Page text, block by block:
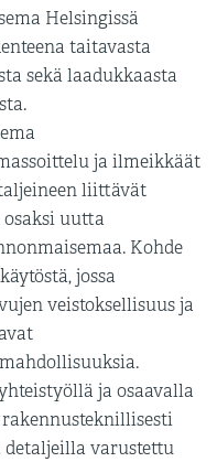
Helsingissä
taitavasta
sekä laadukkaasta
ja ilmeikkäät
liittävät
osaksi uutta
Kohde
jossa
veistoksellisuus ja
ja osaavalla
varustettu